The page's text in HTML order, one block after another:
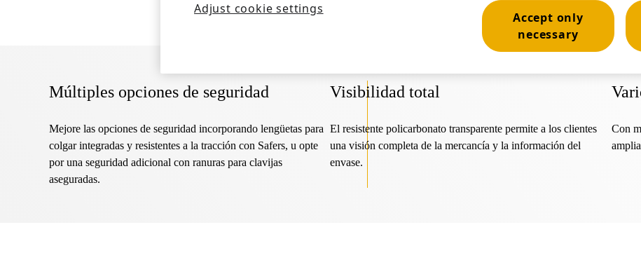
Múltiples opciones de seguridad
Mejore las opciones de seguridad incorporando lengüetas para
colgar integradas y resistentes a la tracción con Safers, u opte
por una seguridad adicional con ranuras para clavijas
aseguradas.
Visibilidad total
El resistente policarbonato transparente permite a los clientes
una visión completa de la mercancía y la información del
envase.
Con
Adjust cookie settings
Accept only
necessary